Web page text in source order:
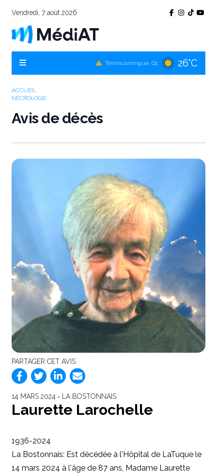
Vendredi, 7 août 2026
La Sarre, Qc 26°C
ACCUEIL
NÉCROLOGIE
Avis de décès
PARTAGER CET AVIS
14 MARS 2024 ‐ LA BOSTONNAIS
Laurette Larochelle
1936-2024
La Bostonnais: Est décédée à l'Hôpital de LaTuque le
14 mars 2024 à l'âge de 87 ans, Madame Laurette